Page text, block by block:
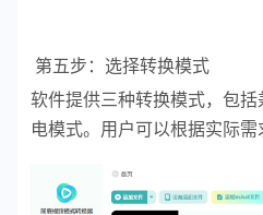
第五步：选择转换模式
软件提供三种转换模式，包
电模式。用户可以根据实际需